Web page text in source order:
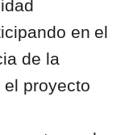
en el
de la
el proyecto